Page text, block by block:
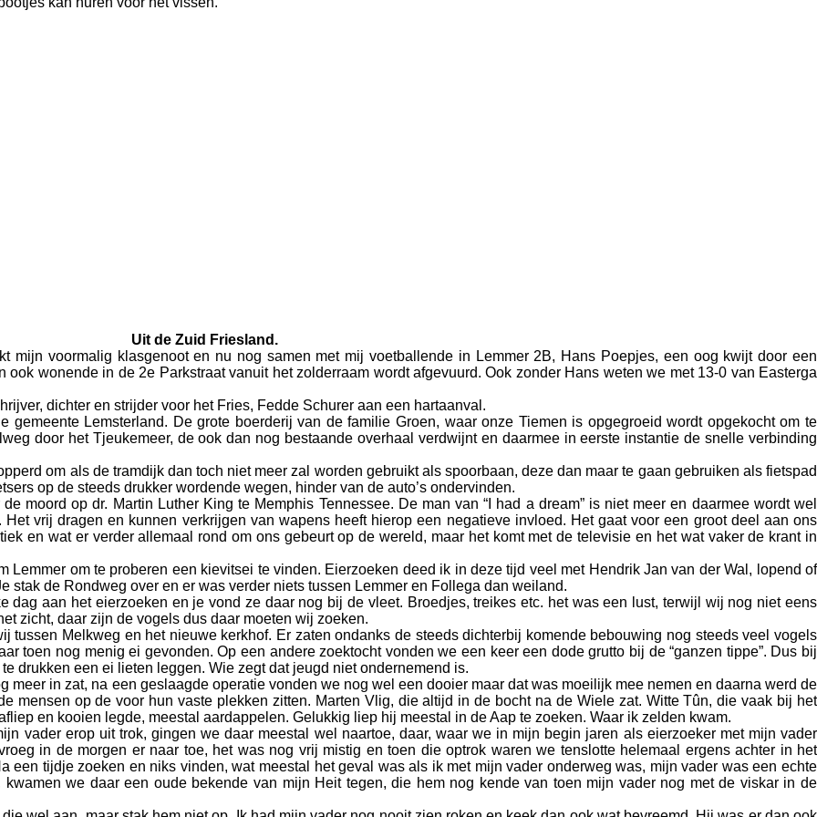
Uit de Zuid Friesland.
mijn voormalig klasgenoot en nu nog samen met mij voetballende in Lemmer 2B, Hans Poepjes, een oog kwijt door een
wonende in de 2e Parkstraat vanuit het zolderraam wordt afgevuurd. Ook zonder Hans weten we met 13-0 van Easterga
dichter en strijder voor het Fries, Fedde Schurer aan een hartaanval.
Lemsterland. De grote boerderij van de familie Groen, waar onze Tiemen is opgegroeid wordt opgekocht om te
door het Tjeukemeer, de ook dan nog bestaande overhaal verdwijnt en daarmee in eerste instantie de snelle verbinding
om als de tramdijk dan toch niet meer zal worden gebruikt als spoorbaan, deze dan maar te gaan gebruiken als fietspad
op de steeds drukker wordende wegen, hinder van de auto’s ondervinden.
moord op dr. Martin Luther King te Memphis Tennessee. De man van “I had a dream” is niet meer en daarmee wordt wel
vrij dragen en kunnen verkrijgen van wapens heeft hierop een negatieve invloed. Het gaat voor een groot deel aan ons
en wat er verder allemaal rond om ons gebeurt op de wereld, maar het komt met de televisie en het wat vaker de krant in
om te proberen een kievitsei te vinden. Eierzoeken deed ik in deze tijd veel met Hendrik Jan van der Wal, lopend of
stak de Rondweg over en er was verder niets tussen Lemmer en Follega dan weiland.
dag aan het eierzoeken en je vond ze daar nog bij de vleet. Broedjes, treikes etc. het was een lust, terwijl wij nog niet eens
zicht, daar zijn de vogels dus daar moeten wij zoeken.
tussen Melkweg en het nieuwe kerkhof. Er zaten ondanks de steeds dichterbij komende bebouwing nog steeds veel vogels
toen nog menig ei gevonden. Op een andere zoektocht vonden we een keer een dode grutto bij de “ganzen tippe”. Dus bij
drukken een ei lieten leggen. Wie zegt dat jeugd niet ondernemend is.
meer in zat, na een geslaagde operatie vonden we nog wel een dooier maar dat was moeilijk mee nemen en daarna werd de
mensen op de voor hun vaste plekken zitten. Marten Vlig, die altijd in de bocht na de Wiele zat. Witte Tûn, die vaak bij het
en kooien legde, meestal aardappelen. Gelukkig liep hij meestal in de Aap te zoeken. Waar ik zelden kwam.
vader erop uit trok, gingen we daar meestal wel naartoe, daar, waar we in mijn begin jaren als eierzoeker met mijn vader
in de morgen er naar toe, het was nog vrij mistig en toen die optrok waren we tenslotte helemaal ergens achter in het
een tijdje zoeken en niks vinden, wat meestal het geval was als ik met mijn vader onderweg was, mijn vader was een echte
we daar een oude bekende van mijn Heit tegen, die hem nog kende van toen mijn vader nog met de viskar in de